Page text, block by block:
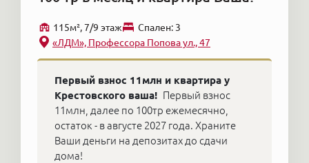
115м², 7/9 этаж
Cпален: 3
«ЛДМ», Профессора Попова ул., 47
Первый взнос 11млн и квартира у
Крестовского ваша! Первый взнос
11млн, далее по 100тр ежемесячно,
остаток - в августе 2027 года. Храните
Ваши деньги на депозитах до сдачи
дома!